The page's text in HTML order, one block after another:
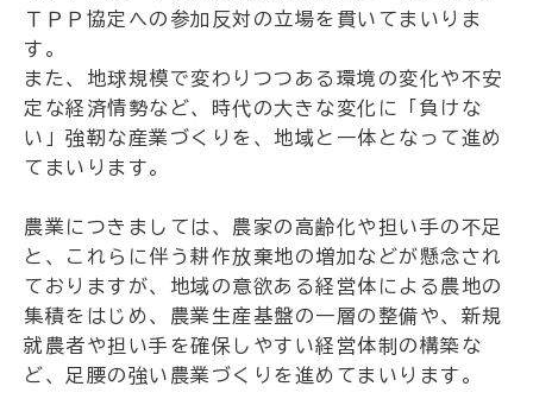
ＴＰＰ協定への参加反対の立場を貫いてまいりま
す。
また、地球規模で変わりつつある環境の変化や不安
定な経済情勢など、時代の大きな変化に「負けな
い」強靭な産業づくりを、地域と一体となって進め
てまいります。
農業につきましては、農家の高齢化や担い手の不足
と、これらに伴う耕作放棄地の増加などが懸念され
ておりますが、地域の意欲ある経営体による農地の
集積をはじめ、農業生産基盤の一層の整備や、新規
就農者や担い手を確保しやすい経営体制の構築な
ど、足腰の強い農業づくりを進めてまいります。